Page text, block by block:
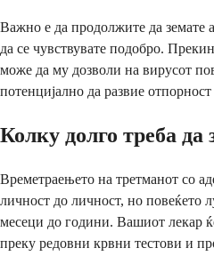
Важно е да продолжите да земате
да се чувствувате подобро.
може да му дозволи на вирусот
потенцијално да развие
Колку долго треба
Времетраењето на третманот со
личност до личност, но повеќето
месеци до години. Вашиот лекар
преку редовни крвни тестови и